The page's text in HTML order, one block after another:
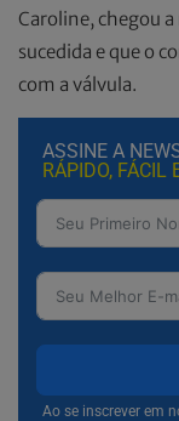
Caroline, chegou
sucedida e que o
com a válvula.
ASSINE A
RÁPIDO, FÁCIL
Ao se inscrever em